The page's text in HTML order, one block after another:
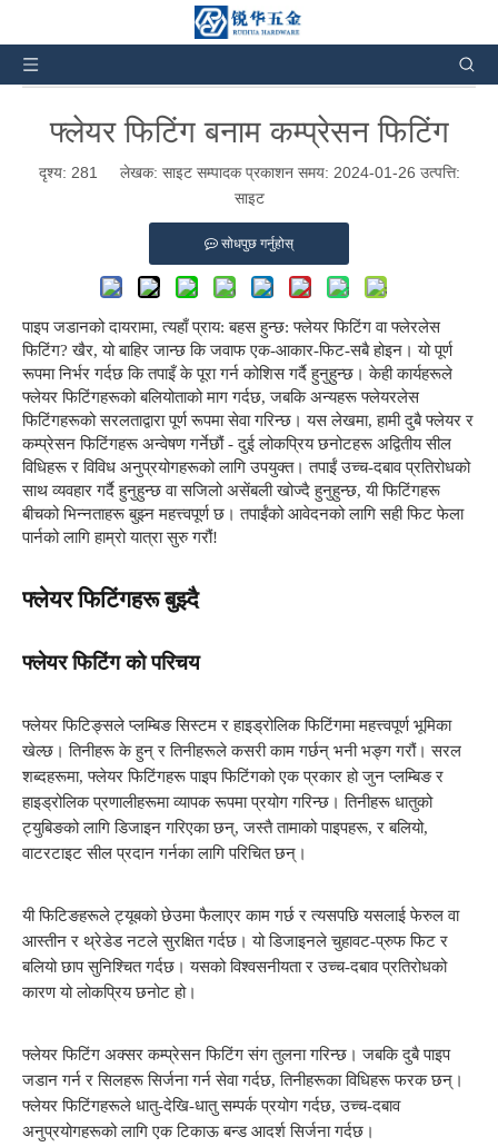
» समाचार र घटनाक्रम
फ्लेयर फिटिङ्स बनाम कम्प्रेसन फिटिङ्स
फ्लेयर फिटिंग बनाम कम्प्रेसन फिटिंग
दृश्य: 281
लेखक: साइट सम्पादक प्रकाशन समय: 2024-01-26 उत्पत्ति:
साइट
सोधपुछ गर्नुहोस्
पाइप जडानको दायरामा, त्यहाँ प्राय: बहस हुन्छ: फ्लेयर फिटिंग वा फ्लेरलेस
फिटिंग? खैर, यो बाहिर जान्छ कि जवाफ एक-आकार-फिट-सबै होइन। यो पूर्ण
रूपमा निर्भर गर्दछ कि तपाइँ के पूरा गर्न कोशिस गर्दै हुनुहुन्छ। केही कार्यहरूले
फ्लेयर फिटिंगहरूको बलियोताको माग गर्दछ, जबकि अन्यहरू फ्लेयरलेस
फिटिंगहरूको सरलताद्वारा पूर्ण रूपमा सेवा गरिन्छ। यस लेखमा, हामी दुबै फ्लेयर र
कम्प्रेसन फिटिंगहरू अन्वेषण गर्नेछौं - दुई लोकप्रिय छनोटहरू अद्वितीय सील
विधिहरू र विविध अनुप्रयोगहरूको लागि उपयुक्त। तपाईं उच्च-दबाव प्रतिरोधको
साथ व्यवहार गर्दै हुनुहुन्छ वा सजिलो असेंबली खोज्दै हुनुहुन्छ, यी फिटिंगहरू
बीचको भिन्नताहरू बुझ्न महत्त्वपूर्ण छ। तपाईंको आवेदनको लागि सही फिट फेला
पार्नको लागि हाम्रो यात्रा सुरु गरौं!
फ्लेयर फिटिंगहरू बुझ्दै
फ्लेयर फिटिंग को परिचय
फ्लेयर फिटिङ्सले प्लम्बिङ सिस्टम र हाइड्रोलिक फिटिंगमा महत्त्वपूर्ण भूमिका
खेल्छ। तिनीहरू के हुन् र तिनीहरूले कसरी काम गर्छन् भनी भङ्ग गरौं। सरल
शब्दहरूमा, फ्लेयर फिटिंगहरू पाइप फिटिंगको एक प्रकार हो जुन प्लम्बिङ र
हाइड्रोलिक प्रणालीहरूमा व्यापक रूपमा प्रयोग गरिन्छ। तिनीहरू धातुको
ट्युबिङको लागि डिजाइन गरिएका छन्, जस्तै तामाको पाइपहरू, र बलियो,
वाटरटाइट सील प्रदान गर्नका लागि परिचित छन्।
यी फिटिङहरूले ट्यूबको छेउमा फैलाएर काम गर्छ र त्यसपछि यसलाई फेरुल वा
आस्तीन र थ्रेडेड नटले सुरक्षित गर्दछ। यो डिजाइनले चुहावट-प्रुफ फिट र
बलियो छाप सुनिश्चित गर्दछ। यसको विश्वसनीयता र उच्च-दबाव प्रतिरोधको
कारण यो लोकप्रिय छनोट हो।
फ्लेयर फिटिंग अक्सर कम्प्रेसन फिटिंग संग तुलना गरिन्छ। जबकि दुबै पाइप
जडान गर्न र सिलहरू सिर्जना गर्न सेवा गर्दछ, तिनीहरूका विधिहरू फरक छन्।
फ्लेयर फिटिंगहरूले धातु-देखि-धातु सम्पर्क प्रयोग गर्दछ, उच्च-दबाव
अनुप्रयोगहरूको लागि एक टिकाऊ बन्ड आदर्श सिर्जना गर्दछ।